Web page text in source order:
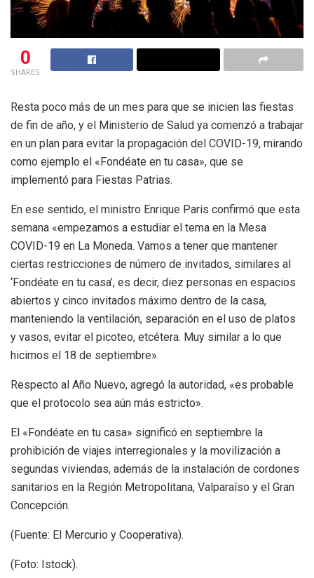
0
SHARES
Resta poco más de un mes para que se inicien las fiestas
de fin de año, y el Ministerio de Salud ya comenzó a trabajar
en un plan para evitar la propagación del COVID-19, mirando
como ejemplo el «Fondéate en tu casa», que se
implementó para Fiestas Patrias.
En ese sentido, el ministro Enrique Paris confirmó que esta
semana «empezamos a estudiar el tema en la Mesa
COVID-19 en La Moneda. Vamos a tener que mantener
ciertas restricciones de número de invitados, similares al
‘Fondéate en tu casa’, es decir, diez personas en espacios
abiertos y cinco invitados máximo dentro de la casa,
manteniendo la ventilación, separación en el uso de platos
y vasos, evitar el picoteo, etcétera. Muy similar a lo que
hicimos el 18 de septiembre».
Respecto al Año Nuevo, agregó la autoridad, «es probable
que el protocolo sea aún más estricto».
El «Fondéate en tu casa» significó en septiembre la
prohibición de viajes interregionales y la movilización a
segundas viviendas, además de la instalación de cordones
sanitarios en la Región Metropolitana, Valparaíso y el Gran
Concepción.
(Fuente: El Mercurio y Cooperativa).
(Foto: Istock).